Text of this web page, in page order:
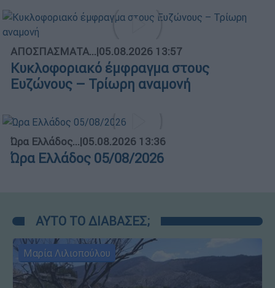
ΑΠΟΣΠΑΣΜΑΤΑ...|05.08.2026 13:57
Κυκλοφοριακό έμφραγμα στους
Ευζώνους – Τρίωρη αναμονή
Ώρα Ελλάδος...|05.08.2026 13:36
Ώρα Ελλάδος 05/08/2026
ΑΥΤΟ ΤΟ ΔΙΑΒΑΣΕΣ;
Μαρία Λιλιοπούλου